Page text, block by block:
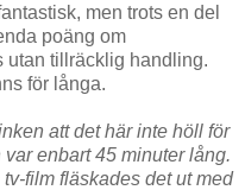
men trots en del
poäng om
utan tillräcklig handling.
för långa.
att det här inte höll för
enbart 45 minuter lång.
film fläskades det ut med